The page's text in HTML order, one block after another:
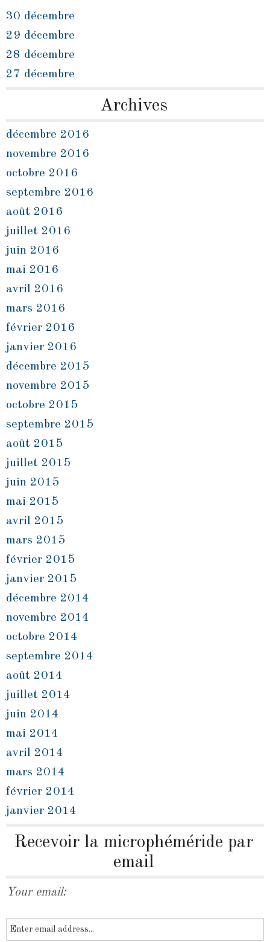
30 décembre
29 décembre
28 décembre
27 décembre
Archives
décembre 2016
novembre 2016
octobre 2016
septembre 2016
août 2016
juillet 2016
juin 2016
mai 2016
avril 2016
mars 2016
février 2016
janvier 2016
décembre 2015
novembre 2015
octobre 2015
septembre 2015
août 2015
juillet 2015
juin 2015
mai 2015
avril 2015
mars 2015
février 2015
janvier 2015
décembre 2014
novembre 2014
octobre 2014
septembre 2014
août 2014
juillet 2014
juin 2014
mai 2014
avril 2014
mars 2014
février 2014
janvier 2014
Recevoir la microphéméride par
email
Your email: